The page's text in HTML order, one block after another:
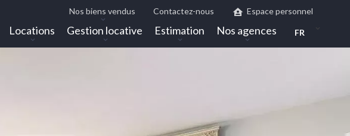
Locations Gestion locative Estimation Nos agences FR
Nos biens vendus Contactez-nous Espace personnel